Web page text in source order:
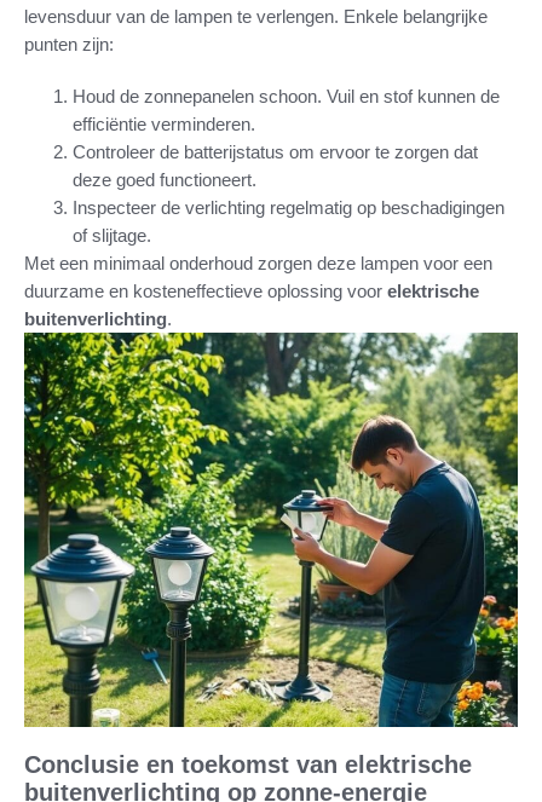
levensduur van de lampen te verlengen. Enkele belangrijke
punten zijn:
Houd de zonnepanelen schoon. Vuil en stof kunnen de
efficiëntie verminderen.
Controleer de batterijstatus om ervoor te zorgen dat
deze goed functioneert.
Inspecteer de verlichting regelmatig op beschadigingen
of slijtage.
Met een minimaal onderhoud zorgen deze lampen voor een
duurzame en kosteneffectieve oplossing voor elektrische
buitenverlichting.
Conclusie en toekomst van elektrische
buitenverlichting op zonne-energie